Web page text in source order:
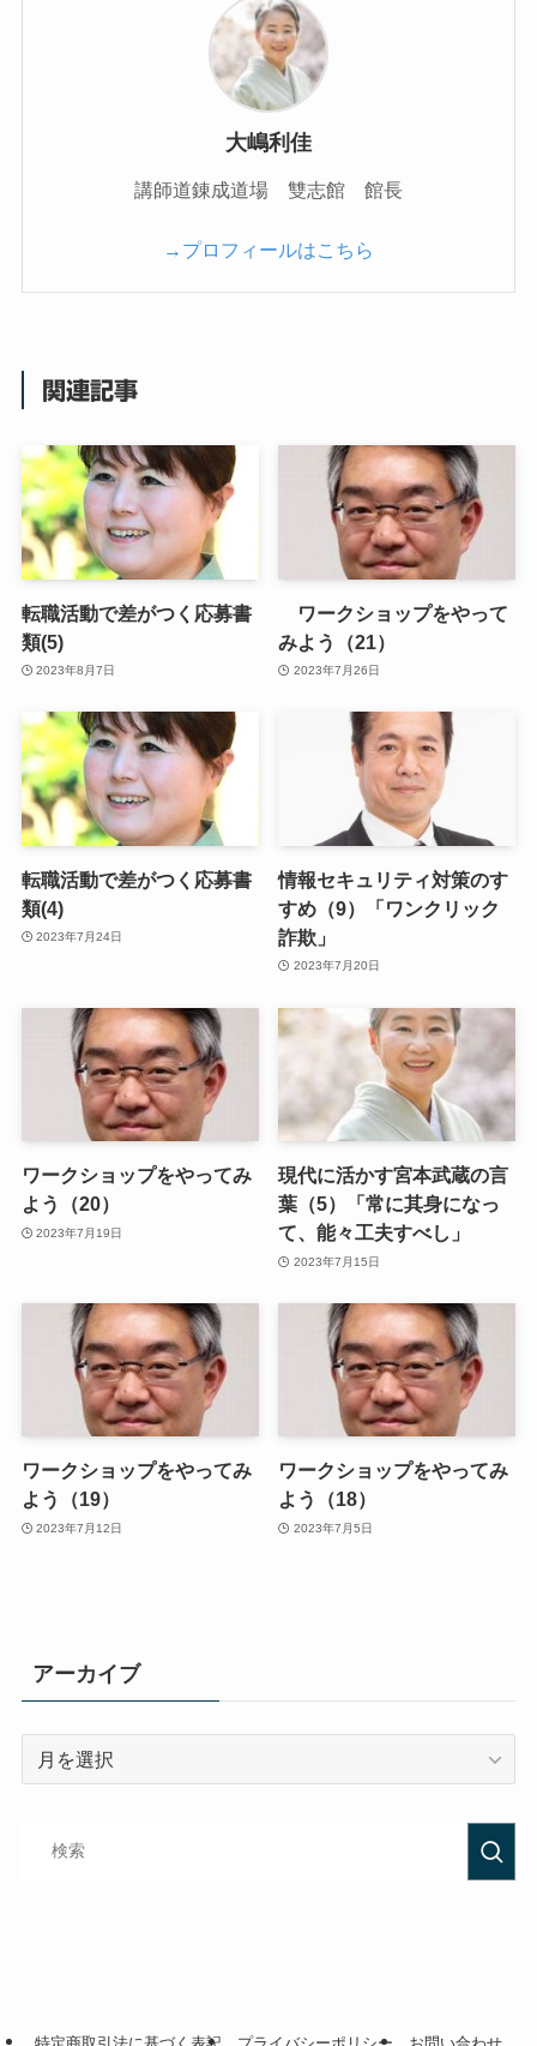
大嶋利佳
講師道錬成道場 雙志館 館長
→プロフィールはこちら
関連記事
転職活動で差がつく応募書
類(5)
2023年8月7日
ワークショップをやって
みよう（21）
2023年7月26日
転職活動で差がつく応募書
類(4)
2023年7月24日
情報セキュリティ対策のす
すめ（9）「ワンクリック
詐欺」
2023年7月20日
ワークショップをやってみ
よう（20）
2023年7月19日
現代に活かす宮本武蔵の言
葉（5）「常に其身になっ
て、能々工夫すべし」
2023年7月15日
ワークショップをやってみ
よう（19）
2023年7月12日
ワークショップをやってみ
よう（18）
2023年7月5日
アーカイブ